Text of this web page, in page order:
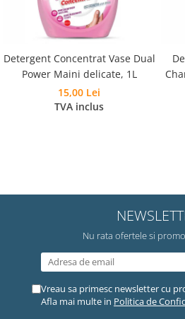
Detergent Concentrat Vase Dual
Power Maini delicate, 1L
15,00 Lei
TVA inclus
Nu rata ofertele si
Vreau sa primesc newsletter cu
Afla mai multe in Politica de